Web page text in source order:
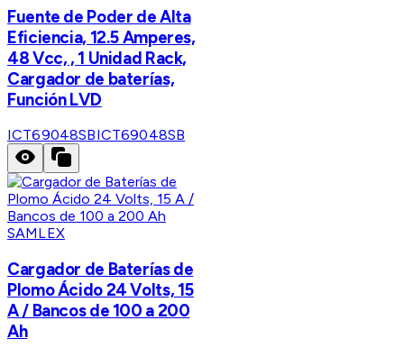
Fuente de Poder de Alta
Eficiencia, 12.5 Amperes,
48 Vcc, , 1 Unidad Rack,
Cargador de baterías,
Función LVD
ICT69048SBICT69048SB
SAMLEX
Cargador de Baterías de
Plomo Ácido 24 Volts, 15
A / Bancos de 100 a 200
Ah